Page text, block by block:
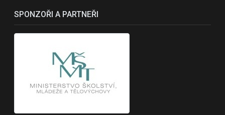
SPONZOŘI A PARTNEŘI